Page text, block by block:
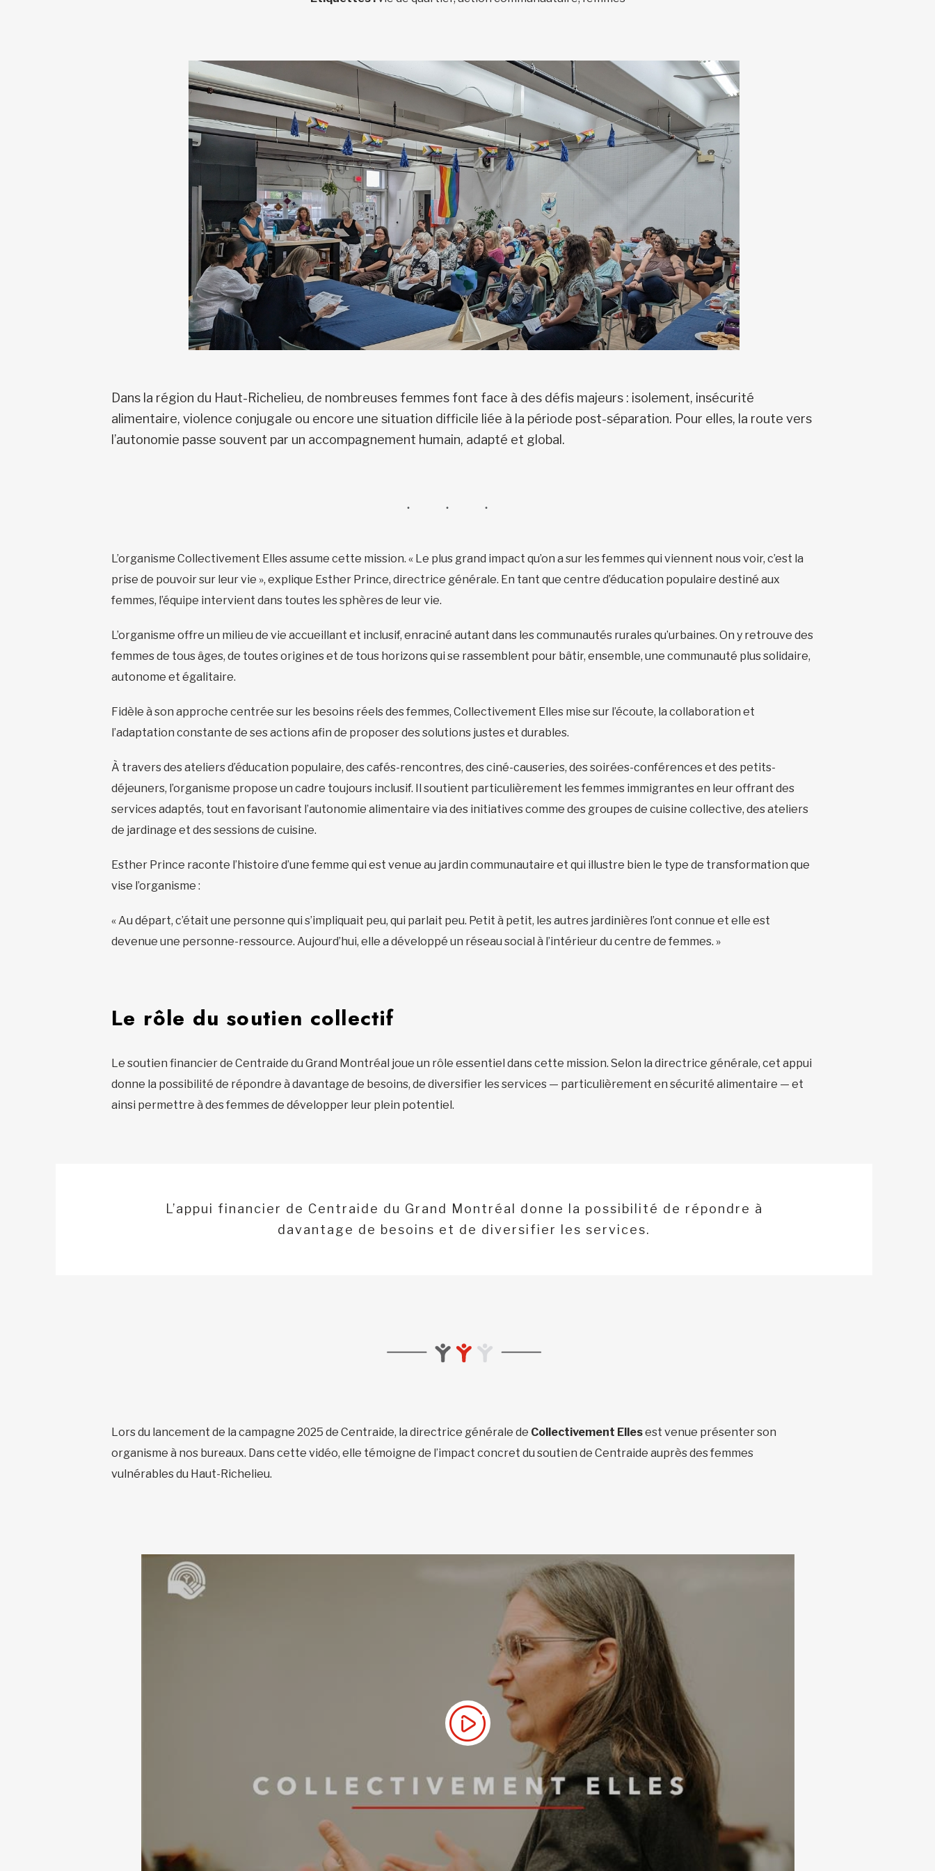
Dans la région du Haut-Richelieu, de nombreuses femmes font face à des défis majeurs : isolement, insécurité
alimentaire, violence conjugale ou encore une situation difficile liée à la période post-séparation. Pour elles, la route vers
l’autonomie passe souvent par un accompagnement humain, adapté et global.
L’organisme Collectivement Elles assume cette mission. « Le plus grand impact qu’on a sur les femmes qui viennent nous voir, c’est la
prise de pouvoir sur leur vie », explique Esther Prince, directrice générale. En tant que centre d’éducation populaire destiné aux
femmes, l’équipe intervient dans toutes les sphères de leur vie.
L’organisme offre un milieu de vie accueillant et inclusif, enraciné autant dans les communautés rurales qu’urbaines. On y retrouve des
femmes de tous âges, de toutes origines et de tous horizons qui se rassemblent pour bâtir, ensemble, une communauté plus solidaire,
autonome et égalitaire.
Fidèle à son approche centrée sur les besoins réels des femmes, Collectivement Elles mise sur l’écoute, la collaboration et
l’adaptation constante de ses actions afin de proposer des solutions justes et durables.
À travers des ateliers d’éducation populaire, des cafés-rencontres, des ciné-causeries, des soirées-conférences et des petits-
déjeuners, l’organisme propose un cadre toujours inclusif. Il soutient particulièrement les femmes immigrantes en leur offrant des
services adaptés, tout en favorisant l’autonomie alimentaire via des initiatives comme des groupes de cuisine collective, des ateliers
de jardinage et des sessions de cuisine.
Esther Prince raconte l’histoire d’une femme qui est venue au jardin communautaire et qui illustre bien le type de transformation que
vise l’organisme :
« Au départ, c’était une personne qui s’impliquait peu, qui parlait peu. Petit à petit, les autres jardinières l’ont connue et elle est
devenue une personne-ressource. Aujourd’hui, elle a développé un réseau social à l’intérieur du centre de femmes. »
Le rôle du soutien collectif
Le soutien financier de Centraide du Grand Montréal joue un rôle essentiel dans cette mission. Selon la directrice générale, cet appui
donne la possibilité de répondre à davantage de besoins, de diversifier les services — particulièrement en sécurité alimentaire — et
ainsi permettre à des femmes de développer leur plein potentiel.
L’appui financier de Centraide du Grand Montréal donne la possibilité de répondre à
davantage de besoins et de diversifier les services.
Lors du lancement de la campagne 2025 de Centraide, la directrice générale de Collectivement Ellesest venue présenter son
organisme à nos bureaux. Dans cette vidéo, elle témoigne de l’impact concret du soutien de Centraide auprès des femmes
vulnérables du Haut-Richelieu.